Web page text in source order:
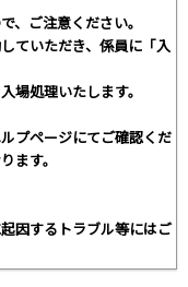
、ご注意ください。
ていただき、係員に「入
場処理いたします。
プページにてご確認くだ
ます。
因するトラブル等にはご